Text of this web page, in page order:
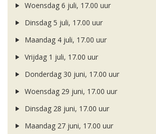
Woensdag 6 juli, 17.00 uur
Dinsdag 5 juli, 17.00 uur
Maandag 4 juli, 17.00 uur
Vrijdag 1 juli, 17.00 uur
Donderdag 30 juni, 17.00 uur
Woensdag 29 juni, 17.00 uur
Dinsdag 28 juni, 17.00 uur
Maandag 27 juni, 17.00 uur